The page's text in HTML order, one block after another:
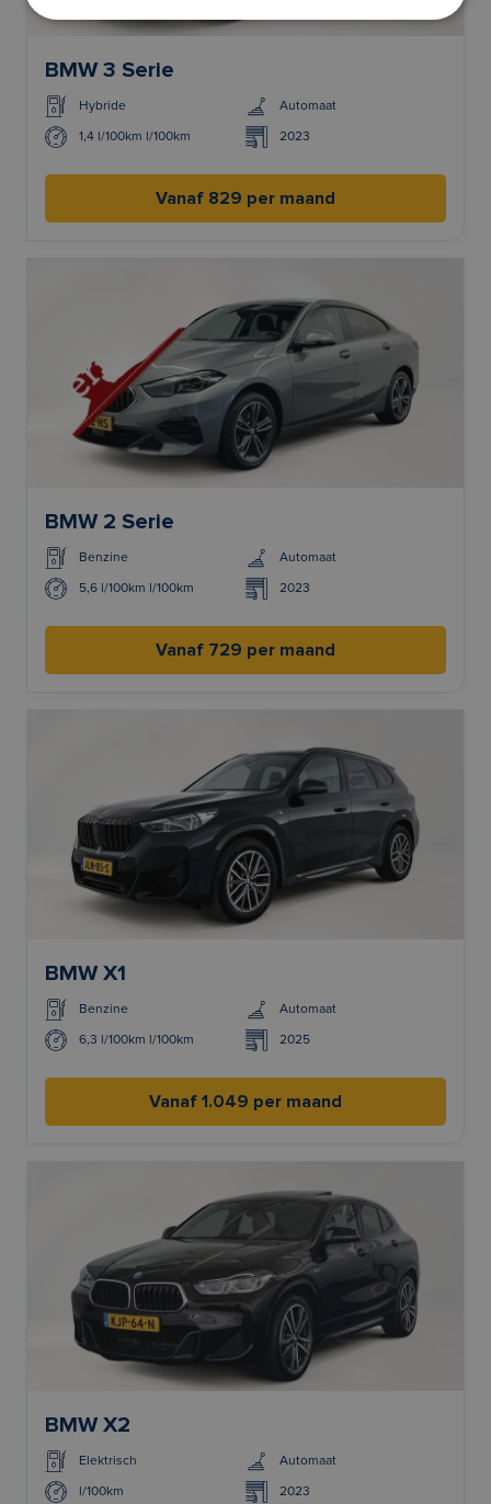
BMW 3 Serie
Hybride Automaat
1,4 l/100km l/100km 2023
Vanaf 829 per maand
BMW 2 Serie
Benzine Automaat
5,6 l/100km l/100km 2023
Vanaf 729 per maand
BMW X1
Benzine Automaat
6,3 l/100km l/100km 2025
Vanaf 1.049 per maand
BMW X2
Elektrisch Automaat
l/100km 2023